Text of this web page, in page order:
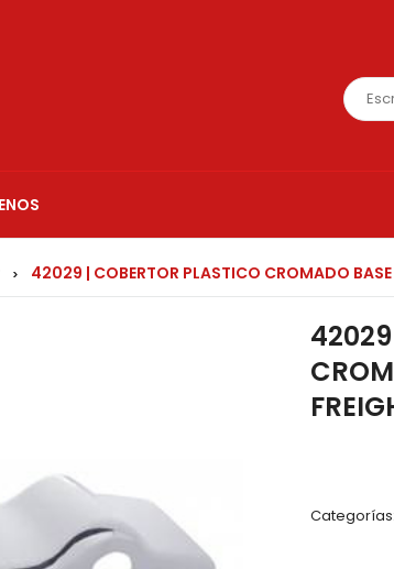
> 42029 | COBERTOR PLASTICO CROMADO BASE
42029
Categorías: